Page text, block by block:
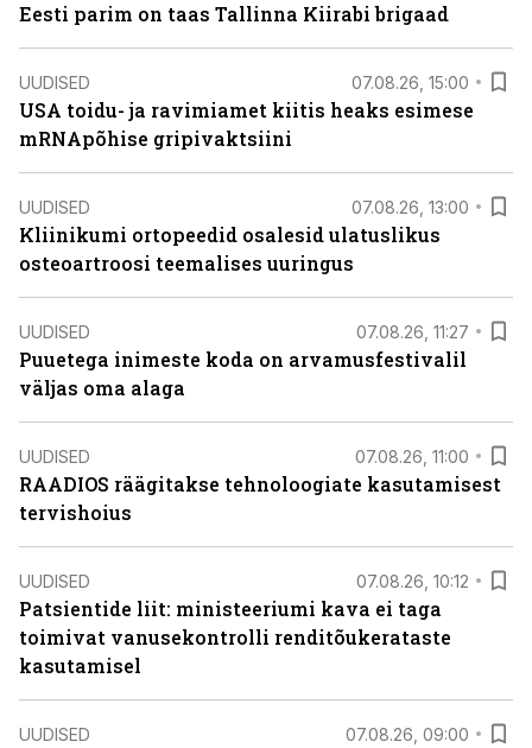
Eesti parim on taas Tallinna Kiirabi brigaad
UUDISED 07.08.26, 15:00
USA toidu- ja ravimiamet kiitis heaks esimese
mRNApõhise gripivaktsiini
UUDISED 07.08.26, 13:00
Kliinikumi ortopeedid osalesid ulatuslikus
osteoartroosi teemalises uuringus
UUDISED 07.08.26, 11:27
Puuetega inimeste koda on arvamusfestivalil
väljas oma alaga
UUDISED 07.08.26, 11:00
RAADIOS räägitakse tehnoloogiate kasutamisest
tervishoius
UUDISED 07.08.26, 10:12
Patsientide liit: ministeeriumi kava ei taga
toimivat vanusekontrolli renditõukerataste
kasutamisel
UUDISED 07.08.26, 09:00